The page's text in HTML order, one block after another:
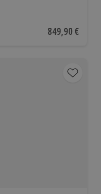
4 BewertungenAktueller Preis
849,90 €